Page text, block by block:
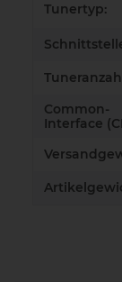
Tunertyp:
Common-
Interface